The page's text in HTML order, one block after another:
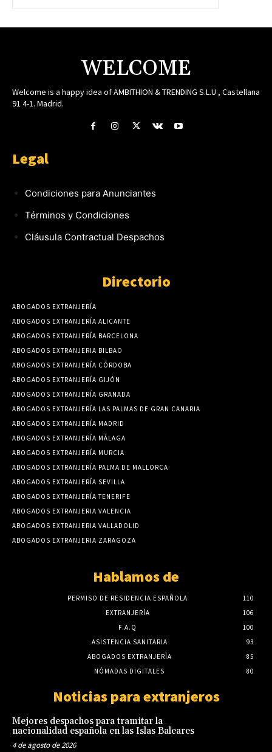
WELCOME
Welcome is a happy idea of AMBITHION & TRENDING S.L.U , Castellana
91 4-1. Madrid.
Legal
Condiciones para Anunciantes
Términos y Condiciones
Cláusula Contractual Despachos
Directorio
ABOGADOS EXTRANJERÍA
ABOGADOS EXTRANJERÍA ALICANTE
ABOGADOS EXTRANJERÍA BARCELONA
ABOGADOS EXTRANJERIA BILBAO
ABOGADOS EXTRANJERÍA CÓRDOBA
ABOGADOS EXTRANJERÍA GIJÓN
ABOGADOS EXTRANJERÍA GRANADA
ABOGADOS EXTRANJERÍA LAS PALMAS DE GRAN CANARIA
ABOGADOS EXTRANJERÍA MADRID
ABOGADOS EXTRANJERÍA MÁLAGA
ABOGADOS EXTRANJERÍA MURCIA
ABOGADOS EXTRANJERÍA PALMA DE MALLORCA
ABOGADOS EXTRANJERÍA SEVILLA
ABOGADOS EXTRANJERÍA TENERIFE
ABOGADOS EXTRANJERIA VALENCIA
ABOGADOS EXTRANJERIA VALLADOLID
ABOGADOS EXTRANJERIA ZARAGOZA
Hablamos de
PERMISO DE RESIDENCIA ESPAÑOLA
110
EXTRANJERÍA
106
F.A.Q
100
ASISTENCIA SANITARIA
93
ABOGADOS EXTRANJERÍA
85
NÓMADAS DIGITALES
80
Noticias para extranjeros
Mejores despachos para tramitar la
nacionalidad española en las Islas Baleares
4 de agosto de 2026